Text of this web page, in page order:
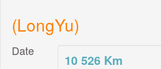
(LongYu)
10 526 Km
Date